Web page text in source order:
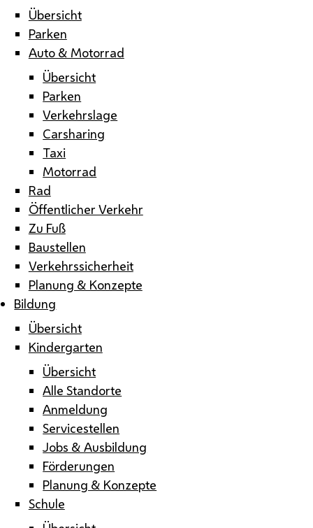
Übersicht
Parken
Auto & Motorrad
Übersicht
Parken
Verkehrslage
Carsharing
Taxi
Motorrad
Rad
Öffentlicher Verkehr
Zu Fuß
Baustellen
Verkehrssicherheit
Planung & Konzepte
Bildung
Übersicht
Kindergarten
Übersicht
Alle Standorte
Anmeldung
Servicestellen
Jobs & Ausbildung
Förderungen
Planung & Konzepte
Schule